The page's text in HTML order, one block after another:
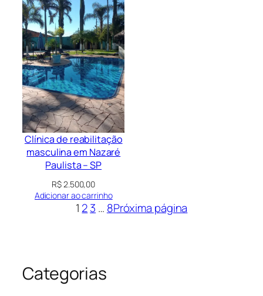
Clínica de reabilitação
masculina em Nazaré
Paulista – SP
R$2.500,00
Adicionar ao carrinho
1 23 … 8Próxima página
Categorias